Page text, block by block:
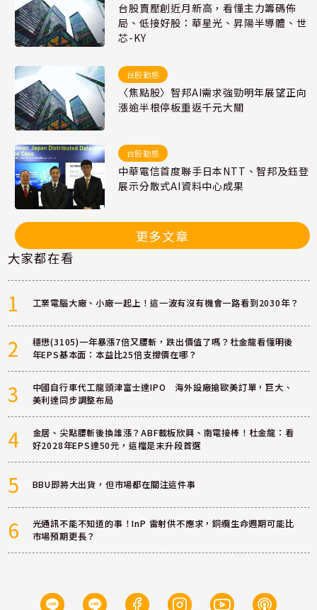
台股賣壓創近月新高，看懂主力籌碼佈
局、低接好股：華星光、昇陽半導體、世
芯-KY
台股動態
〈焦點股〉智邦AI需求強勁明年展望正向
漲逾半根停板重返千元大關
台股動態
中華電信首度聯手日本NTT、智邦及鈺登
展示分散式AI資料中心成果
更多文章
大家都在看
1 工業電腦大廠、小廠一起上！這一波有沒有機會一路看到2030年？
2
穩懋(3105)一年暴漲7倍又腰斬，跌出價值了嗎？杜金龍看懂明後
年EPS基本面：本益比25倍支撐價在哪？
3
中國自行車代工龍頭津富士達IPO 海外設廠搶歐美訂單，巨大、
美利達同步調整布局
4
金居、尖點腰斬後換誰漲？ABF載板欣興、南電接棒！杜金龍：看
好2028年EPS達50元，這檔是末升段首選
5 BBU即將大出貨，但市場都在關注這件事
6
光通訊不能不知道的事！InP 雷射供不應求，銅纜生命週期可能比
市場預期更長？